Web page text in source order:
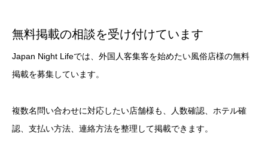
無料掲載の相談を受け付けています
Japan Night Lifeでは、外国人客集客を始めたい風俗店様の無料
掲載を募集しています。
複数名問い合わせに対応したい店舗様も、人数確認、ホテル確
認、支払い方法、連絡方法を整理して掲載できます。